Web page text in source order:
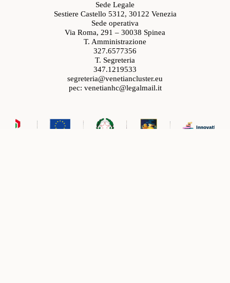
Sede Legale
Sestiere Castello 5312, 30122 Venezia
Sede operativa
Via Roma, 291 – 30038 Spinea
T. Amministrazione
327.6577356
T. Segreteria
347.1219533
segreteria@venetiancluster.eu
pec: venetianhc@legalmail.it